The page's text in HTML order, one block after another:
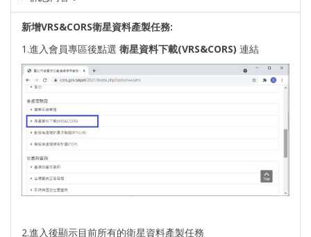
新增VRS&CORS衛星資料產製任務:
1.進入會員專區後點選 衛星資料下載(VRS&CORS) 連結
2.進入後顯示目前所有的衛星資料產製任務